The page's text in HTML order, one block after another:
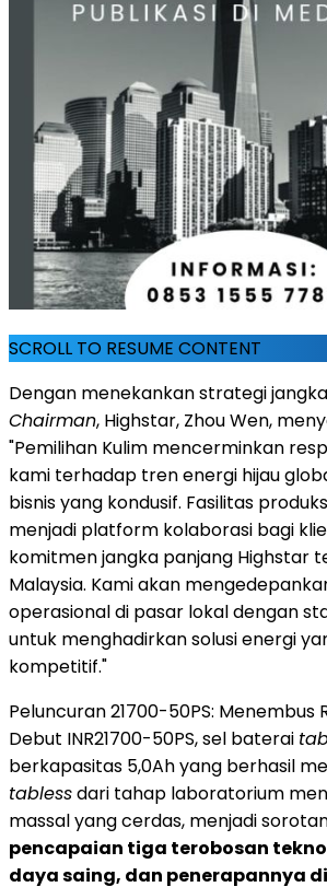
SCROLL TO RESUME CONTENT
Dengan menekankan strategi
Chairman, Highstar, Zhou Wen,
"Pemilihan Kulim mencerminkan
kami terhadap tren energi hijau
bisnis yang kondusif. Fasilitas
menjadi platform kolaborasi bagi
komitmen jangka panjang Highstar
Malaysia. Kami akan
operasional di pasar lokal dengan
untuk menghadirkan solusi energi
kompetitif."
Peluncuran 21700-50PS: Menembus
Debut INR21700-50PS, sel baterai
berkapasitas 5,0Ah yang berhasil
tablessdari tahap laboratorium
massal yang cerdas, menjadi
pencapaian tiga terobosan
daya saing, dan penerapannya